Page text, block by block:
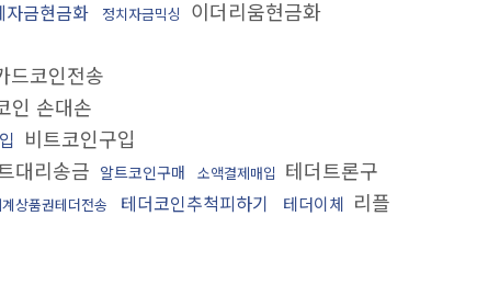
자금현금화 정치자금믹싱 이더리움현금화
드코인전송
인 손대손
비트코인구입
대리송금 알트코인구매 소액결제매입 테더트론구
상품권테더전송 테더코인추척피하기 테더이체 리플